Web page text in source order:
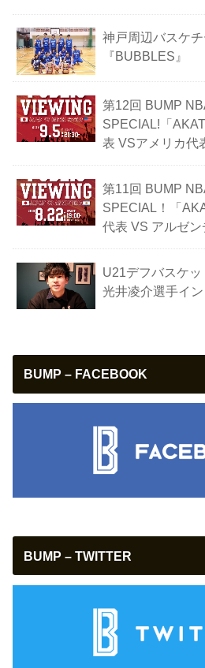
神戸周辺バスケ
『BUBBLES』
第12回 BUMP
SPECIAL!「
表 VSアメリカ代
第11回 BUMP
SPECIAL！「
代表 VS アルゼン
U21デフバスケ
光井凌介選手イ
BUMP – FACEBOOK
BUMP – TWITTER